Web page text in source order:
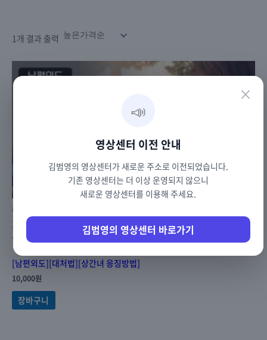
1개 결과 출력
infidel
채팅어플, SNS, 외도소개로 만난 상간녀를
응징방법
[남편외도][대처법][상간녀 응징방법]
10,000원
장바구니
×
📣
영상센터 이전 안내
김범영의 영상센터가 새로운 주소로 이전되었습니다.
기존 영상센터는 더 이상 운영되지 않으니
새로운 영상센터를 이용해 주세요.
김범영의 영상센터 바로가기